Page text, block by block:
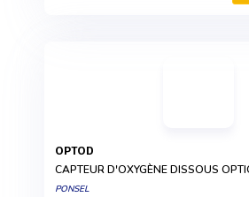
OPTOD
CAPTEUR D'OXYGÈNE DISSOUS
PONSEL